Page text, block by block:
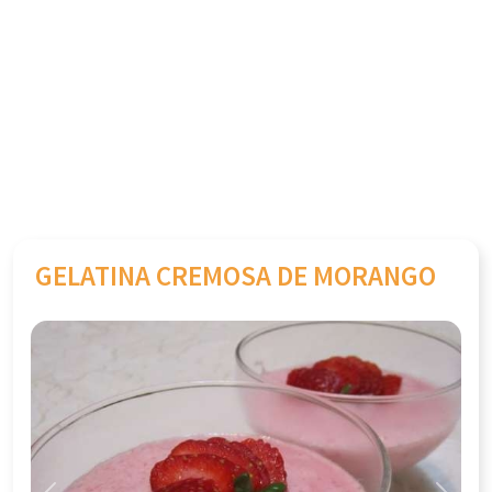
GELATINA CREMOSA DE MORANGO